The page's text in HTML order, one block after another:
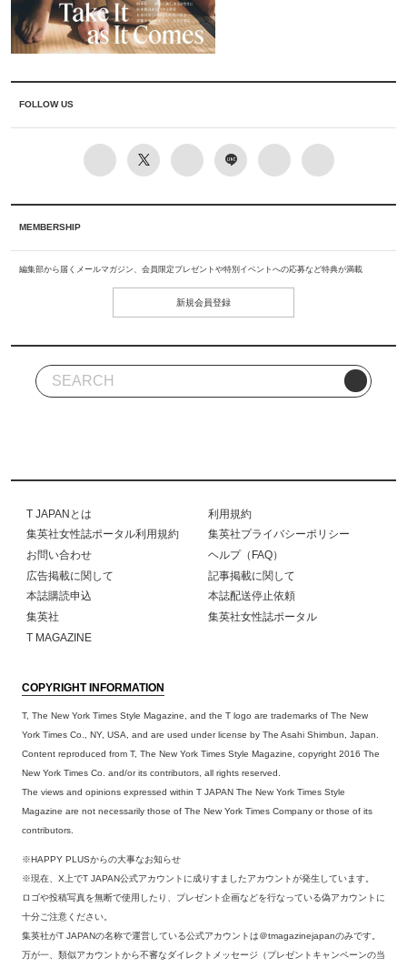
FOLLOW US
MEMBERSHIP
編集部から届くメールマガジン、会員限定プレゼントや特別イベントへの応募など特典が満載
新規会員登録
T JAPANとは
利用規約
集英社女性誌ポータル利用規約
集英社プライバシーポリシー
お問い合わせ
ヘルプ（FAQ）
広告掲載に関して
記事掲載に関して
本誌購読申込
本誌配送停止依頼
集英社
集英社女性誌ポータル
T MAGAZINE
COPYRIGHT INFORMATION
T, The New York Times Style Magazine, and the T logo are trademarks of The New
York Times Co., NY, USA, and are used under license by The Asahi Shimbun, Japan.
Content reproduced from T, The New York Times Style Magazine, copyright 2016 The
New York Times Co. and/or its contributors, all rights reserved.
The views and opinions expressed within T JAPAN The New York Times Style
Magazine are not necessarily those of The New York Times Company or those of its
contributors.
※HAPPY PLUSからの大事なお知らせ
※現在、X上でT JAPAN公式アカウントに成りすましたアカウントが発生しています。
ロゴや投稿写真を無断で使用したり、プレゼント企画などを行なっている偽アカウントに
十分ご注意ください。
集英社がT JAPANの名称で運営している公式アカウントは＠tmagazinejapanのみです。
万が一、類似アカウントから不審なダイレクトメッセージ（プレゼントキャンペーンの当